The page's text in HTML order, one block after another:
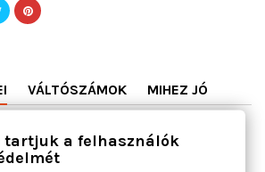
VÁLTÓSZÁMOK MIHEZ JÓ
tartjuk a felhasználók